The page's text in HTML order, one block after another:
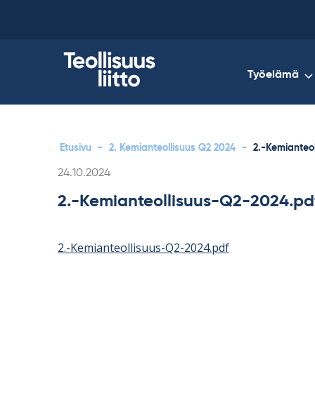
Työelämä
Etusivu - 2. Kemianteollisuus Q2 2024 - 2.-
Kirjoitettu
24.10.2024
2.-Kemianteollisuus-Q2-
2.-Kemianteollisuus-Q2-2024.pdf